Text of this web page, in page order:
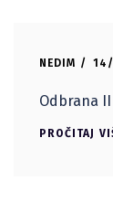
NEDIM
Odbrana
PROČITAJ